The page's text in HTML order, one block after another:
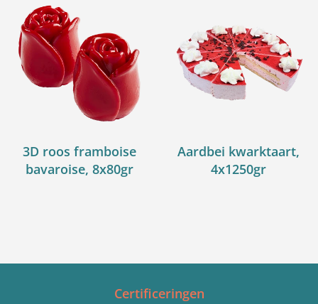
3D roos framboise
bavaroise, 8x80gr
Aardbei kwarktaart,
4x1250gr
Certificeringen